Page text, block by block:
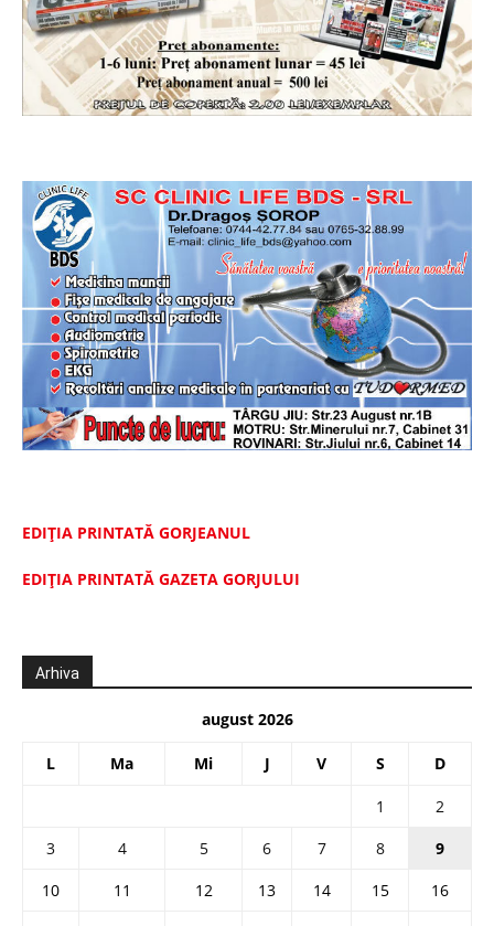
EDIȚIA PRINTATĂ GORJEANUL
EDIŢIA PRINTATĂ GAZETA GORJULUI
Arhiva
august 2026
L Ma Mi J V S D
1
2
3
4 5 6 7 8
9
10
11 12 13 14 15
16